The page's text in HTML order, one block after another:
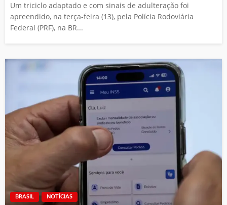
Um triciclo adaptado e com sinais de adulteração foi
apreendido, na terça-feira (13), pela Polícia Rodoviária
Federal (PRF), na BR...
BRASIL NOTÍCIAS